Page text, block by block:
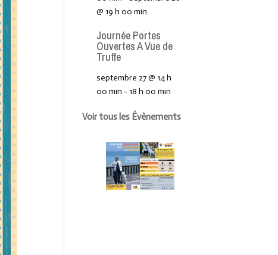
@ 19 h 00 min
Journée Portes
Ouvertes A Vue de
Truffe
septembre 27 @ 14 h
00 min - 18 h 00 min
Voir tous les Évènements